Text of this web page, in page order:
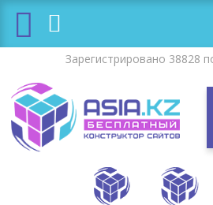
Зарегистрировано 38828